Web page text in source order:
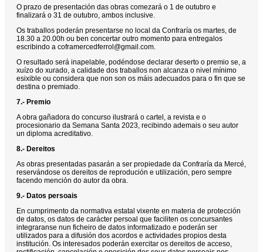
O prazo de presentación das obras comezará o 1 de outubro e
finalizará o 31 de outubro, ambos inclusive.
Os traballos poderán presentarse no local da Confraría os martes, de
18.30 a 20.00h ou ben concertar outro momento para entregalos
escribindo a coframercedferrol@gmail.com.
O resultado será inapelable, podéndose declarar deserto o premio se, a
xuízo do xurado, a calidade dos traballos non alcanza o nivel mínimo
esixible ou considera que non son os máis adecuados para o fin que se
destina o premiado.
7.- Premio
A obra gañadora do concurso ilustrará o cartel, a revista e o
procesionario da Semana Santa 2023, recibindo ademais o seu autor
un diploma acreditativo.
8.- Dereitos
As obras presentadas pasarán a ser propiedade da Confraría da Mercé,
reservándose os dereitos de reprodución e utilización, pero sempre
facendo mención do autor da obra.
9.- Datos persoais
En cumprimento da normativa estatal vixente en materia de protección
de datos, os datos de carácter persoal que faciliten os concursantes
integraranse nun ficheiro de datos informatizado e poderán ser
utilizados para a difusión dos acordos e actividades propios desta
institución. Os interesados poderán exercitar os dereitos de acceso,